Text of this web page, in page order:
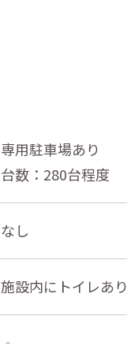
専用駐車場あり
台数：280台程度
なし
施設内にトイレあり
‐